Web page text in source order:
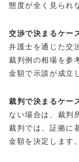
態度が全く見られ
交渉で決まるケー
弁護士を通じた交
裁判例の相場を参
金額で示談が成立
裁判で決まるケー
ない場合は、裁判
裁判では、証拠に
金額を決定します。